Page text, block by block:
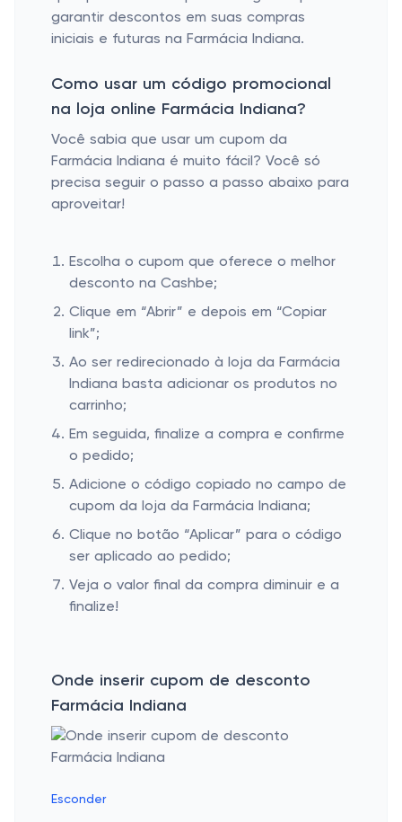
garantir descontos em suas compras
iniciais e futuras na Farmácia Indiana.
Como usar um código promocional
na loja online Farmácia Indiana?
Você sabia que usar um cupom da
Farmácia Indiana é muito fácil? Você só
precisa seguir o passo a passo abaixo para
aproveitar!
Escolha o cupom que oferece o melhor
desconto na Cashbe;
Clique em “Abrir” e depois em “Copiar
link”;
Ao ser redirecionado à loja da Farmácia
Indiana basta adicionar os produtos no
carrinho;
Em seguida, finalize a compra e confirme
o pedido;
Adicione o código copiado no campo de
cupom da loja da Farmácia Indiana;
Clique no botão “Aplicar” para o código
ser aplicado ao pedido;
Veja o valor final da compra diminuir e a
finalize!
Onde inserir cupom de desconto
Farmácia Indiana
Esconder